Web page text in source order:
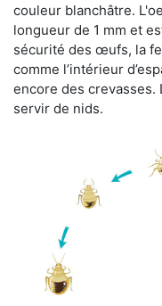
couleur blanchâtre.
longueur de 1 mm et
sécurité des œufs, la
comme l’intérieur
encore des
servir de nids.